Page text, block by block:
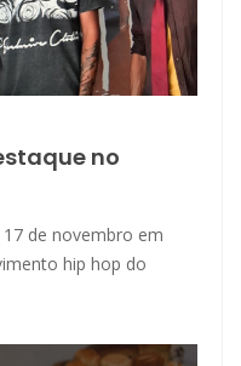
no
de novembro em
hip hop do